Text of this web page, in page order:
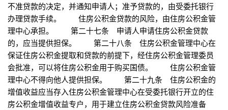
不准贷款的决定，并通知申请人；准予贷款的，由受委托银行
办理贷款手续。 住房公积金贷款的风险，由住房公积金管
理中心承担。 第二十七条 申请人申请住房公积金贷款
的，应当提供担保。 第二十八条 住房公积金管理中心在
保证住房公积金提取和贷款的前提下，经住房公积金管理委员
会批准，可以将住房公积金用于购买国债。 住房公积金管
理中心不得向他人提供担保。 第二十九条 住房公积金的
增值收益应当存入住房公积金管理中心在受委托银行开立的住
房公积金增值收益专户，用于建立住房公积金贷款风险准备